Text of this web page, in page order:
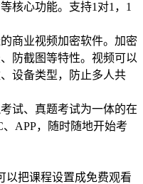
核心功能。支持1对1，1
业视频加密软件。加密
防截图等特性。视频可以
设备类型，防止多人共
、真题考试为一体的在
APP，随时随地开始考
把课程设置成免费观看